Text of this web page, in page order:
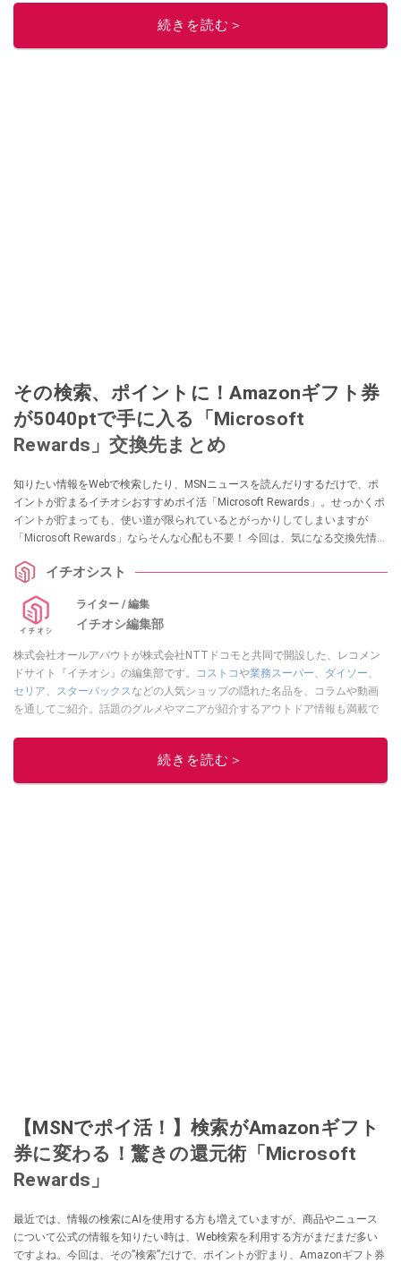
レビューしています。毎日トレンド情報をお届けしているので、ぜひ
してください！続きを読む＞
その検索、ポイントに！Amazonギフト券
が5040ptで手に入る「Microsoft
Rewards」交換先まとめ
知りたい情報をWebで検索したり、MSNニュースを読んだりするだけで、ポ
イントが貯まるイチオシおすすめポイ活「Microsoft Rewards」。せっかくポ
イントが貯まっても、使い道が限られているとがっかりしてしまいますが
「Microsoft Rewards」ならそんな心配も不要！ 今回は、気になる交換先情報
さい。 イチオシスト
ライター / 編集
イチオシ編集部
株式会社オールアバウトが株式会社NTTドコモと共同で開設した、レコメン
ドサイト『イチオシ』の編集部です。
コストコや業務スーパー、 ダイソー、
セリア、 スターバックスなどの人気ショップの隠れた名品を、コラムや動画
を通してご紹介。話題のグルメやマニアが紹介するアウトドア情報も満載で
レビューしています。毎日トレンド情報をお届けしているので、ぜひ
してください！続きを読む＞
【MSNでポイ活！】検索がAmazonギフト
券に変わる！驚きの還元術「Microsoft
Rewards」
最近では、情報の検索にAIを使用する方も増えていますが、商品やニュース
について公式の情報を知りたい時は、Web検索を利用する方がまだまだ多い
ですよね。今回は、その”検索”だけで、ポイントが貯まり、Amazonギフト券